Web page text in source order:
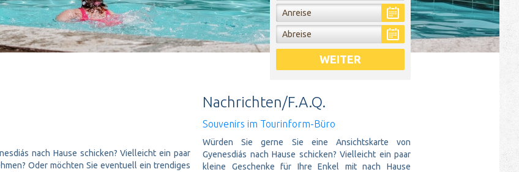
WEITER
nach Hause schicken? Vielleicht ein paar
Oder möchten Sie eventuell ein trendiges
Nachrichten/F.A.Q.
Souvenirs im Tourinform-Büro
Würden Sie gerne Sie eine Ansichtskarte von
Gyenesdiás nach Hause schicken? Vielleicht ein paar
kleine Geschenke für Ihre Enkel mit nach Hause